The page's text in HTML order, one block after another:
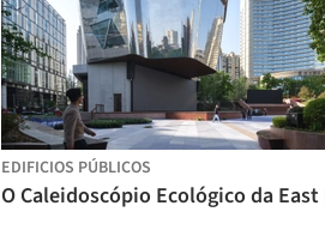
EDIFICIOS PÚBLICOS